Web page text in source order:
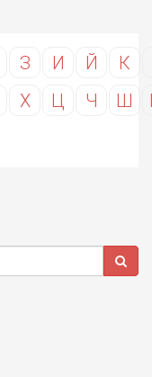
З И Й К
Х Ц Ч Ш